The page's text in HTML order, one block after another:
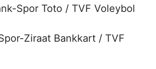
Spor Toto / TVF Voleybol
Ziraat Bankkart / TVF